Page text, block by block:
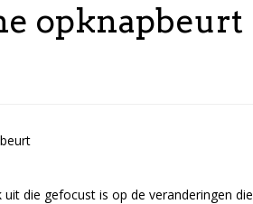
opknapbeurt
die gefocust is op de veranderingen die